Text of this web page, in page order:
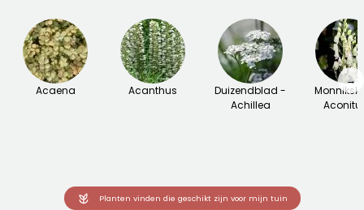
Acaena Acanthus
Duizendblad -
Achillea
→
Planten vinden die geschikt zijn voor mijn tuin